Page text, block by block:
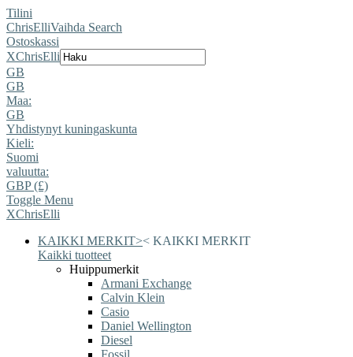
Tilini
ChrisElliVaihda Search
Ostoskassi
XChrisElli
GB
GB
Maa:
GB
Yhdistynyt kuningaskunta
Kieli:
Suomi
valuutta:
GBP (£)
Toggle Menu
XChrisElli
KAIKKI MERKIT>< KAIKKI MERKIT
Kaikki tuotteet
Huippumerkit
Armani Exchange
Calvin Klein
Casio
Daniel Wellington
Diesel
Fossil